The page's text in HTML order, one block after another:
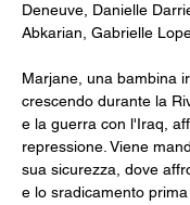
Deneuve, Danielle
Abkarian, Gabrielle
Marjane, una bambina
crescendo durante la
e la guerra con l'Iraq,
repressione. Viene
sua sicurezza, dove
e lo sradicamento